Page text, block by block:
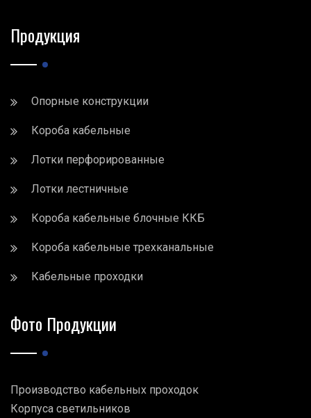
Продукция
Опорные конструкции
Короба кабельные
Лотки перфорированные
Лотки лестничные
Короба кабельные блочные ККБ
Короба кабельные трехканальные
Кабельные проходки
Фото Продукции
Производство кабельных проходок
Корпуса светильников